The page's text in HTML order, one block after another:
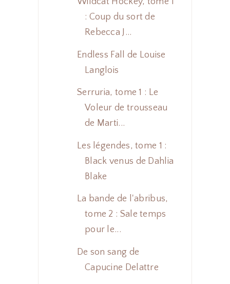
: Coup du sort de
Rebecca J...
Endless Fall de Louise
Langlois
Serruria, tome 1 : Le
Voleur de trousseau
de Marti...
Les légendes, tome 1 :
Black venus de Dahlia
Blake
La bande de l'abribus,
tome 2 : Sale temps
pour le...
De son sang de
Capucine Delattre